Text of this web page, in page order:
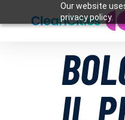
Our website
privacy policy.
IL